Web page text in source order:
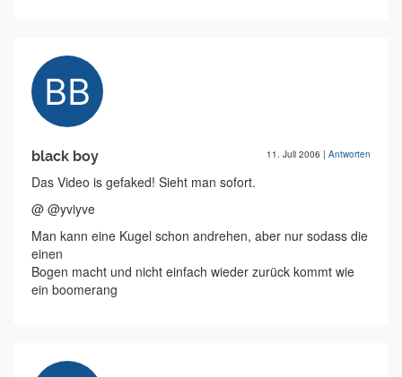
black boy 11. Juli 2006 | Antworten
Das Video is gefaked! Sieht man sofort.
@ @yviyve
Man kann eine Kugel schon andrehen, aber nur sodass die
einen
Bogen macht und nicht einfach wieder zurück kommt wie
ein boomerang